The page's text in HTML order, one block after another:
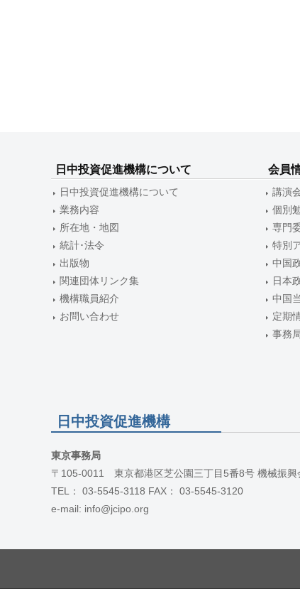
日中投資促進機構について
日中投資促進機構について
業務内容
所在地・地図
統計･法令
出版物
関連団体リンク集
機構職員紹介
お問い合わせ
会員
講演
個別
専門
特別
中国
日本
中国
定期
事務
日中投資促進機構
東京事務局
〒105-0011 東京都港区芝公園三丁目5番8号 機械振興
TEL： 03-5545-3118 FAX： 03-5545-3120
e-mail: info@jcipo.org